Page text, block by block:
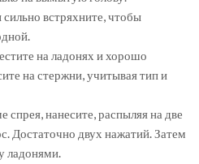
встряхните, чтобы
на ладонях и хорошо
на стержни, учитывая тип и
спрея, нанесите, распыляя на две
Достаточно двух нажатий. Затем
ладонями.